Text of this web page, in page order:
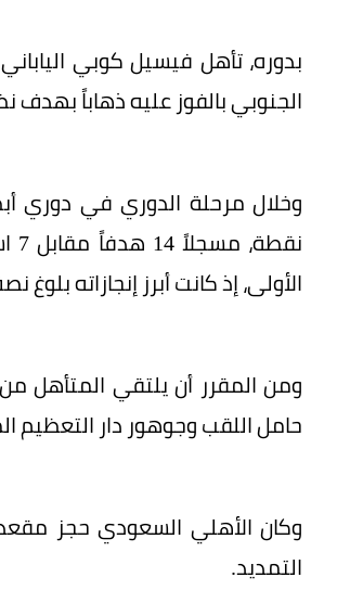
بدوره، تأهل فيسيل كوبي
الجنوبي بالفوز عليه ذهاباً
الأولى، إذ كانت أبرز إنجازاته بلوغ نصف النهائي
ومن المقرر أن يلتقي المتأهل
حامل اللقب وجوهور دار التعظيم
وكان الأهلي السعودي حجز
التمديد.